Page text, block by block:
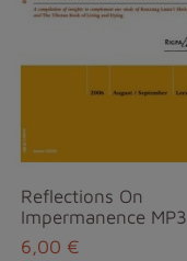
Reflections On
Impermanence MP3
6,00 €